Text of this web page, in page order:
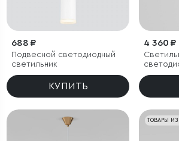
688 ₽
Подвесной светодиодный
светильник
КУПИТЬ
4 360 ₽
4000K
ТОВАРЫ